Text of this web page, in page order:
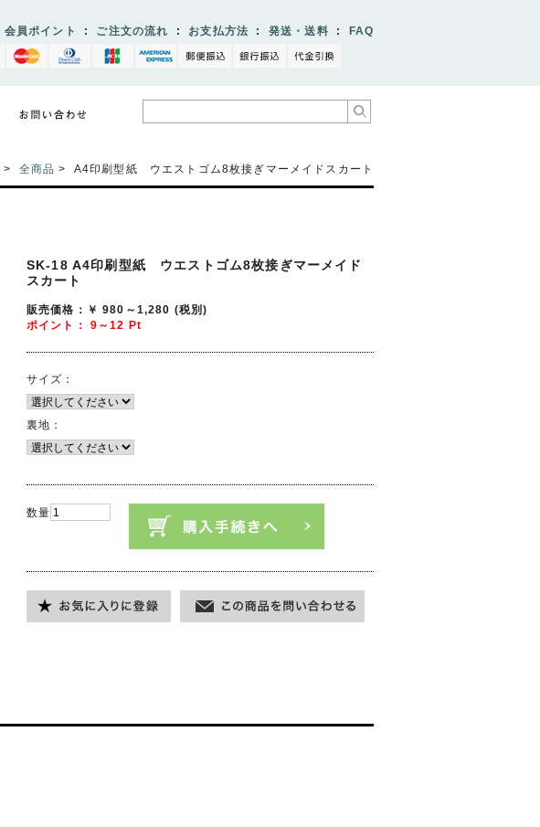
会員ポイント : ご注文の流れ : お支払方法 : 発送・送料 : FAQ
> 全商品 > A4印刷型紙 ウエストゴム8枚接ぎマーメイドスカート
SK-18 A4印刷型紙 ウエストゴム8枚接ぎマーメイド
スカート
販売価格：￥980～1,280 (税別)
ポイント： 9～12 Pt
サイズ：
裏地：
数量